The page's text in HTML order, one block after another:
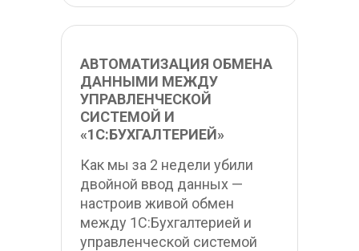
АВТОМАТИЗАЦИЯ ОБМЕНА
ДАННЫМИ МЕЖДУ
УПРАВЛЕНЧЕСКОЙ
СИСТЕМОЙ И
«1С:БУХГАЛТЕРИЕЙ»
Как мы за 2 недели убили
двойной ввод данных —
настроив живой обмен
между 1С:Бухгалтерией и
управленческой системой